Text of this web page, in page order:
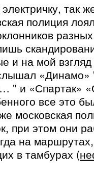
так
полиция
и на мой
«Динамо»
" и «Спартак»
все это
московская
при этом они
на
в тамбурах (